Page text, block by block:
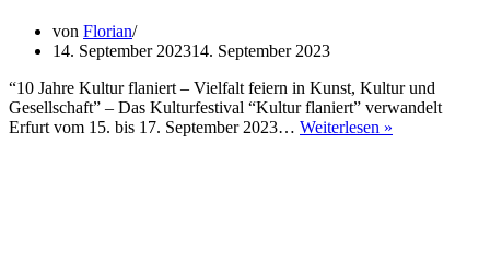
von Florian
14. September 202314. September 2023
“10 Jahre Kultur flaniert – Vielfalt feiern in Kunst, Kultur und
Gesellschaft” – Das Kulturfestival “Kultur flaniert” verwandelt
Erfurt vom 15. bis 17. September 2023… Weiterlesen »